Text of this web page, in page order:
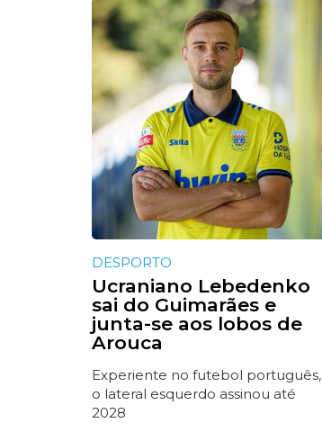
DESPORTO
Ucraniano Lebedenko
sai do Guimarães e
junta-se aos lobos de
Arouca
Experiente no futebol português,
o lateral esquerdo assinou até
2028